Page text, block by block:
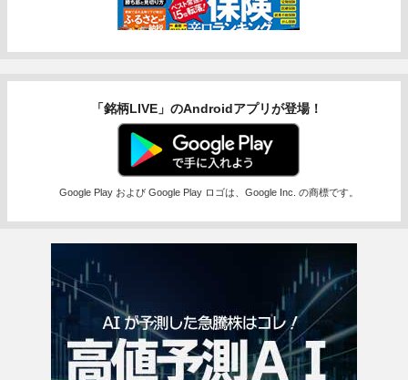
「銘柄LIVE」のAndroidアプリが登場！
Google Play および Google Play ロゴは、Google Inc. の商標です。